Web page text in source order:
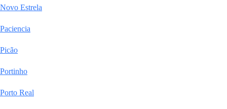
Novo Estrela
Paciencia
Picão
Portinho
Porto Real